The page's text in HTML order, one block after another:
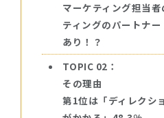
マーケティング担当
ティングのパートナー
あり！？
TOPIC 02：
その理由
第1位は「ディレクシ